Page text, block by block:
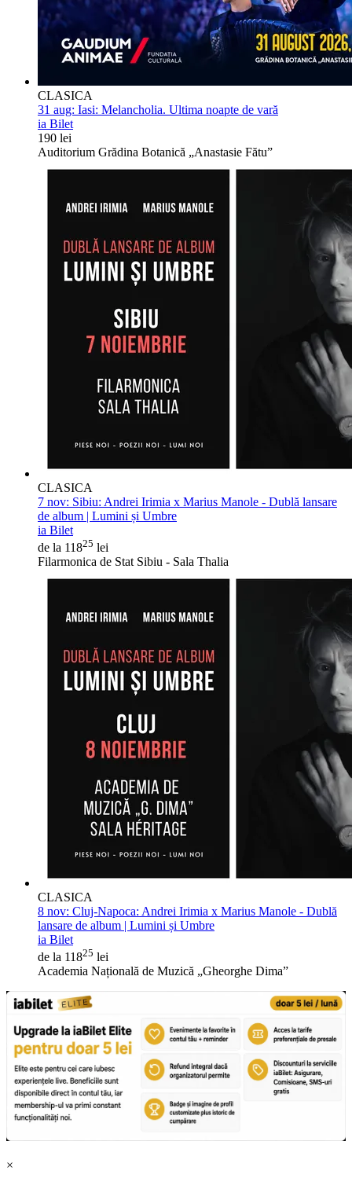
CLASICA
31 aug: Iasi: Melancholia. Ultima noapte de vară
ia Bilet
190 lei
Auditorium Grădina Botanică „Anastasie Fătu”
CLASICA
7 nov: Sibiu: Andrei Irimia x Marius Manole - Dublă lansare
de album | Lumini și Umbre
ia Bilet
de la 11825 lei
Filarmonica de Stat Sibiu - Sala Thalia
CLASICA
8 nov: Cluj-Napoca: Andrei Irimia x Marius Manole - Dublă
lansare de album | Lumini și Umbre
ia Bilet
de la 11825 lei
Academia Națională de Muzică „Gheorghe Dima”
×